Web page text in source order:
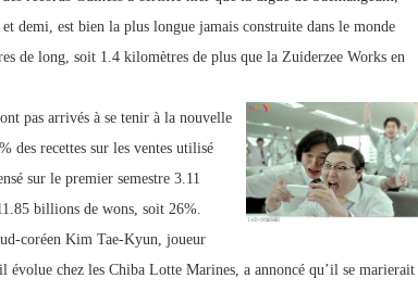
demi, est bien la plus longue jamais construite dans le monde
de long, soit 1.4 kilomètres de plus que la Zuiderzee Works en
pas arrivés à se tenir à la nouvelle
des recettes sur les ventes utilisé
sur le premier semestre 3.11
billions de wons, soit 26%.
coréen Kim Tae-Kyun, joueur
évolue chez les Chiba Lotte Marines, a annoncé qu’il se marierait